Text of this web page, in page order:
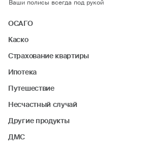
Ваши полисы всегда под рукой
ОСАГО
Каско
Страхование квартиры
Ипотека
Путешествие
Несчастный случай
Другие продукты
ДМС